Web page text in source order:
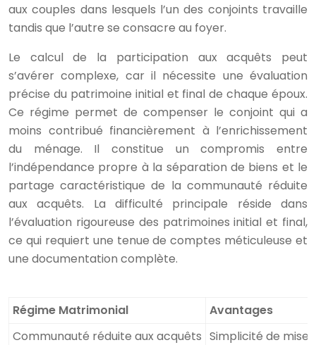
aux couples dans lesquels l’un des conjoints travaille
tandis que l’autre se consacre au foyer.
Le calcul de la participation aux acquêts peut
s’avérer complexe, car il nécessite une évaluation
précise du patrimoine initial et final de chaque époux.
Ce régime permet de compenser le conjoint qui a
moins contribué financièrement à l’enrichissement
du ménage. Il constitue un compromis entre
l’indépendance propre à la séparation de biens et le
partage caractéristique de la communauté réduite
aux acquêts. La difficulté principale réside dans
l’évaluation rigoureuse des patrimoines initial et final,
ce qui requiert une tenue de comptes méticuleuse et
une documentation complète.
Régime Matrimonial
Avantages
Communauté réduite aux acquêts Simplicité de mise